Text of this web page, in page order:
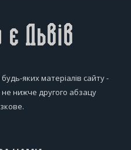
яких матеріалів сайту -
нижче другого абзацу